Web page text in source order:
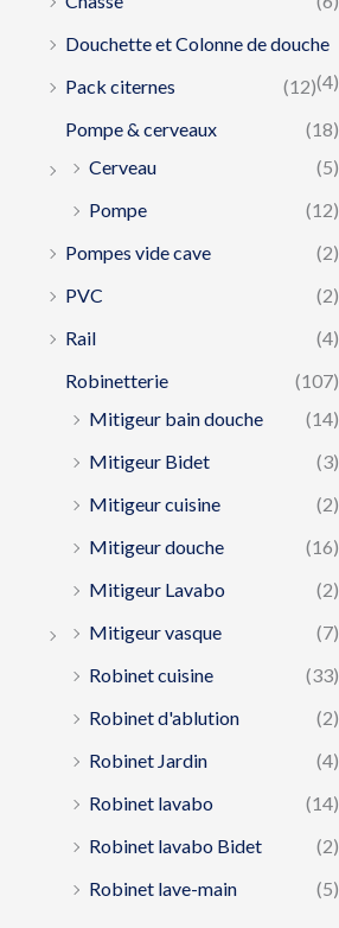
Douchette et Colonne de douche
(4)
Pack citernes
(12)
Pompe & cerveaux
(18)
Cerveau
(5)
Pompe
(12)
Pompes vide cave
(2)
PVC
(2)
Rail
(4)
Robinetterie
(107)
Mitigeur bain douche
(14)
Mitigeur Bidet
(3)
Mitigeur cuisine
(2)
Mitigeur douche
(16)
Mitigeur Lavabo
(2)
Mitigeur vasque
(7)
Robinet cuisine
(33)
Robinet d'ablution
(2)
Robinet Jardin
(4)
Robinet lavabo
(14)
Robinet lavabo Bidet
(2)
Robinet lave-main
(5)